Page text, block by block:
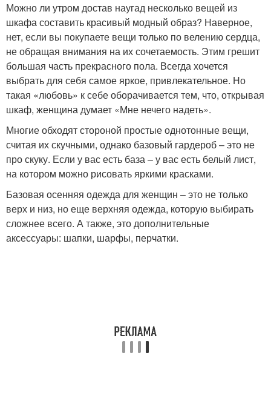
Можно ли утром достав наугад несколько вещей из
шкафа составить красивый модный образ? Наверное,
нет, если вы покупаете вещи только по велению сердца,
не обращая внимания на их сочетаемость. Этим грешит
большая часть прекрасного пола. Всегда хочется
выбрать для себя самое яркое, привлекательное. Но
такая «любовь» к себе оборачивается тем, что, открывая
шкаф, женщина думает «Мне нечего надеть».
Многие обходят стороной простые однотонные вещи,
считая их скучными, однако базовый гардероб – это не
про скуку. Если у вас есть база – у вас есть белый лист,
на котором можно рисовать яркими красками.
Базовая осенняя одежда для женщин – это не только
верх и низ, но еще верхняя одежда, которую выбирать
сложнее всего. А также, это дополнительные
аксессуары: шапки, шарфы, перчатки.